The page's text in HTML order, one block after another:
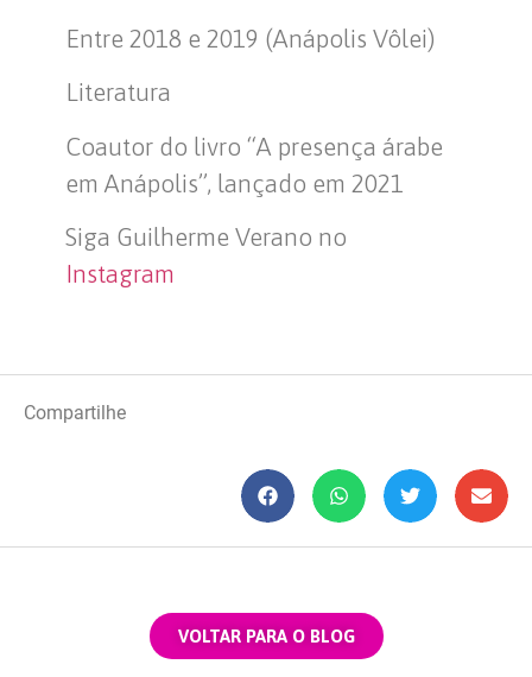
Entre 2018 e 2019 (Anápolis Vôlei)
Literatura
Coautor do livro “A presença árabe
em Anápolis”, lançado em 2021
Siga Guilherme Verano no
Instagram
Compartilhe
VOLTAR PARA O BLOG